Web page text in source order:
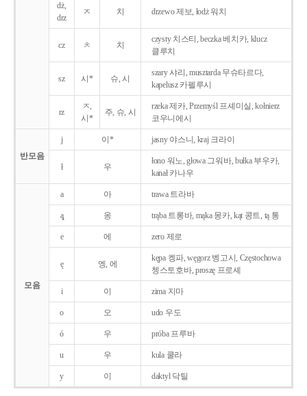
dż,
drz
ㅈ 치 drzewo 제보, łodż 워치
cz ㅊ 치
czysty 치스티, beczka 베치카, klucz
클루치
sz 시* 슈, 시
szary 샤리, musztarda 무슈타르다,
kapelusz 카펠루시
rz
ㅈ,
시*
주, 슈, 시
rzeka 제카, Przemyśl 프셰미실, kołnierz
코우니에시
반모음
j 이* jasny 야스니, kraj 크라이
ł 우
łono 워노, głowa 그워바, bułka 부우카,
kanał 카나우
모음
a 아 trawa 트라바
ą̨ 옹 trąba 트롱바, mąka 몽카, kąt 콩트, tą 통
e 에 zero 제로
ę 엥, 에
kępa 켕파, węgorz 벵고시, Częstochowa
쳉스토호바, proszę 프로셰
i 이 zima 지마
o 오 udo 우도
ó 우 próba 프루바
u 우 kula 쿨라
y 이 daktyl 닥틸